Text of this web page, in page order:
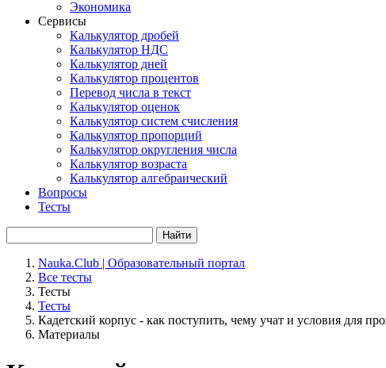
Экономика
Сервисы
Калькулятор дробей
Калькулятор НДС
Калькулятор дней
Калькулятор процентов
Перевод числа в текст
Калькулятор оценок
Калькулятор систем счисления
Калькулятор пропорций
Калькулятор округления числа
Калькулятор возраста
Калькулятор алгебраический
Вопросы
Тесты
Найти
Nauka.Club | Образовательный портал
Все тесты
Тесты
Тесты
Кадетский корпус - как поступить, чему учат и условия для
Материалы